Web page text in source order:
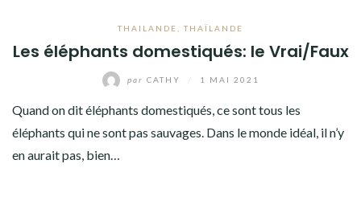
THAILANDE ,THAÏLANDE
Les éléphants domestiqués: le Vrai/Faux
par CATHY 1 MAI 2021
Quand on dit éléphants domestiqués, ce sont tous les
éléphants qui ne sont pas sauvages. Dans le monde idéal, il n’y
en aurait pas, bien…